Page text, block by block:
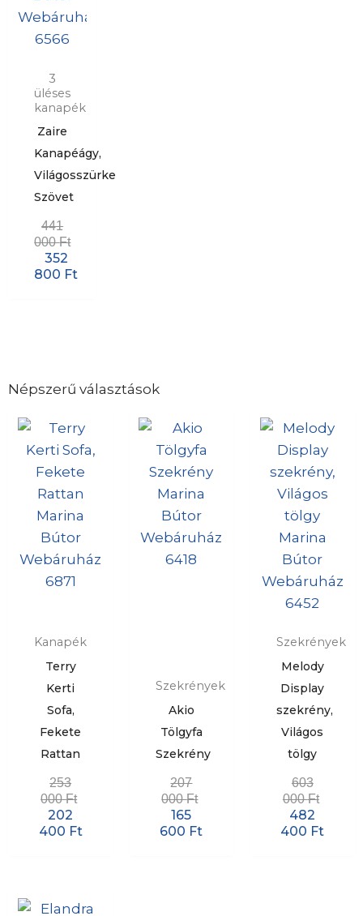
3
üléses
kanapék
Zaire
Kanapéágy,
Világosszürke
Szövet
441
000Ft
352
800 Ft
Népszerű választások
Kanapék
Terry
Kerti
Sofa,
Fekete
Rattan
253
000Ft
202
400 Ft
Szekrények
Akio
Tölgyfa
Szekrény
207
000Ft
165
600 Ft
Szekrények
Melody
Display
szekrény,
Világos
tölgy
603
000Ft
482
400 Ft